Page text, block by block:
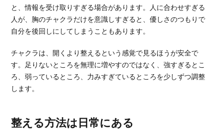
と、情報を受け取りすぎる場合があります。人に合わせすぎる
人が、胸のチャクラだけを意識しすぎると、優しさのつもりで
自分を後回しにしてしまうこともあります。
チャクラは、開くより整えるという感覚で見るほうが安全で
す。足りないところを無理に増やすのではなく、強すぎるとこ
ろ、弱っているところ、力みすぎているところを少しずつ調整
します。
整える方法は日常にある